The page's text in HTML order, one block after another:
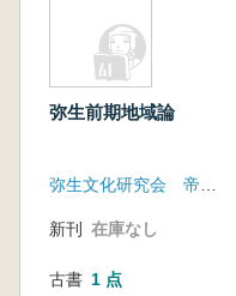
弥生前期地域論
弥生文化研究会 帝塚山考古学研究所
新刊 在庫なし
古書 1 点